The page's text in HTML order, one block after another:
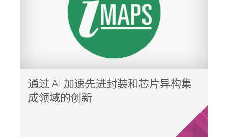
通过 AI 加速先进封装和芯片异构集
成领域的创新